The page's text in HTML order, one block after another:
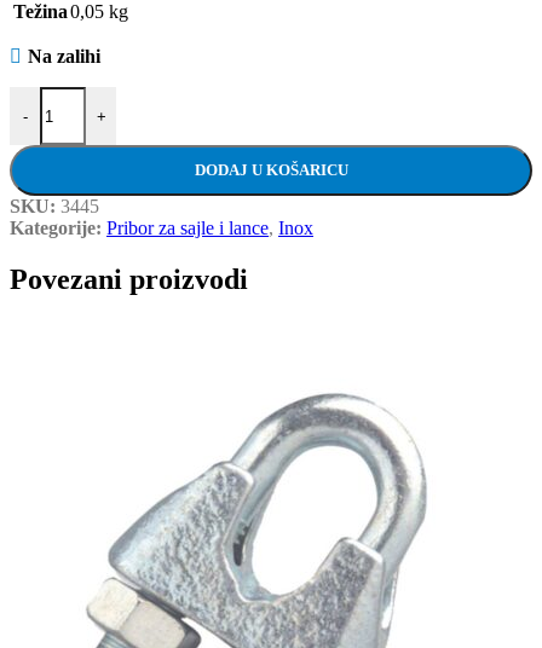
Težina0,05 kg
Na zalihi
-
INOX žabica za sajlu M8 količina
+
DODAJ U KOŠARICU
SKU: 3445
Kategorije: Pribor za sajle i lance, Inox
Povezani proizvodi